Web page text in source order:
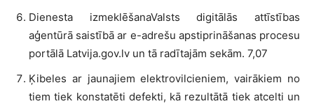
Dienesta izmeklēšanaValsts digitālās attīstības
aģentūrā saistībā ar e-adrešu apstiprināšanas procesu
portālā Latvija.gov.lv un tā radītajām sekām. 7,07
Ķibeles ar jaunajiem elektrovilcieniem, vairākiem no
tiem tiek konstatēti defekti, kā rezultātā tiek atcelti un